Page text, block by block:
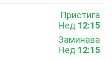
Пристига
Нед 12:15
Заминава
Нед 12:15